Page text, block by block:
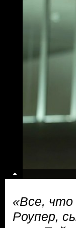
«Все, что
Роупер,